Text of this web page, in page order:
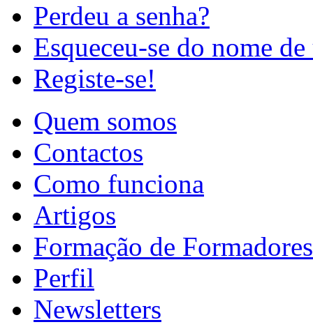
Perdeu a senha?
Esqueceu-se do nome
Registe-se!
Quem somos
Contactos
Como funciona
Artigos
Formação de Formadores
Perfil
Newsletters